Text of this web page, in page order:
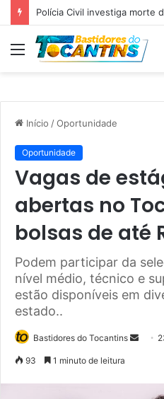
Menu
Início /Oportunidade
Oportunidade
Vagas de
abertas no
bolsas de até
Podem participar da
nível médio, técnico e
estão disponíveis em
estado..
Bastidores do Tocantins
93 1 minuto de leitura